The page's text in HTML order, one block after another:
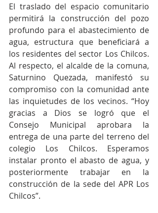
El traslado del espacio comunitario
permitirá la construcción del pozo
profundo para el abastecimiento de
agua, estructura que beneficiará a
los residentes del sector Los Chilcos.
Al respecto, el alcalde de la comuna,
Saturnino Quezada, manifestó su
compromiso con la comunidad ante
las inquietudes de los vecinos. “Hoy
gracias a Dios se logró que el
Consejo Municipal aprobara la
entrega de una parte del terreno del
colegio Los Chilcos. Esperamos
instalar pronto el abasto de agua, y
posteriormente trabajar en la
construcción de la sede del APR Los
Chilcos”.